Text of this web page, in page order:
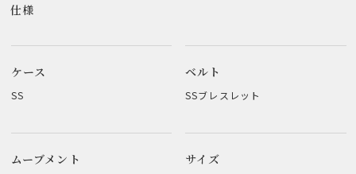
仕様
ケース
SS
ベルト
SSブレスレット
ムーブメント サイズ